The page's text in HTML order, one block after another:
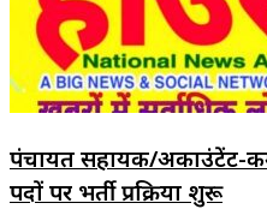
पंचायत सहायक/अकाउंटेंट-
पदों पर भर्ती प्रक्रिया शुरू